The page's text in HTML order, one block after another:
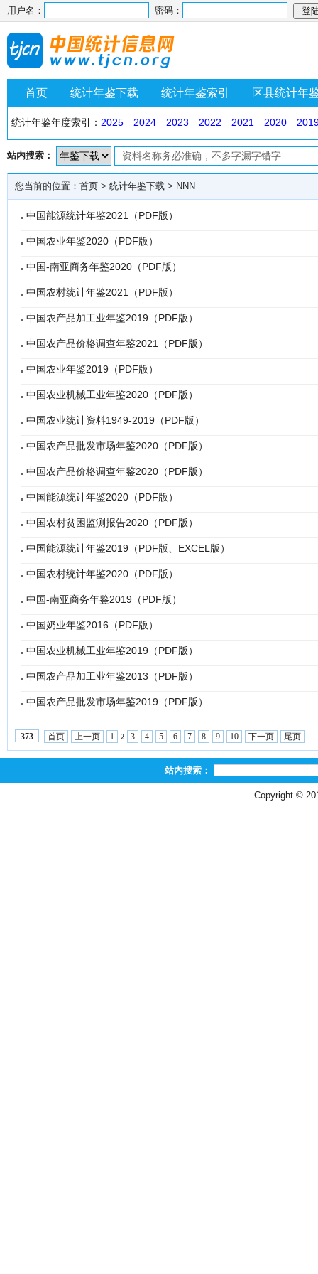
用户名： 密码：
首页 统计年鉴下载 统计年鉴索引 区县统计年
统计年鉴年度索引： 2025 2024 2023 2022 2021 2020
站内搜索：
您当前的位置： 首页 > 统计年鉴下载 > NNN
中国能源统计年鉴2021（PDF版）
中国农业年鉴2020（PDF版）
中国-南亚商务年鉴2020（PDF版）
中国农村统计年鉴2021（PDF版）
中国农产品加工业年鉴2019（PDF版）
中国农产品价格调查年鉴2021（PDF版）
中国农业年鉴2019（PDF版）
中国农业机械工业年鉴2020（PDF版）
中国农业统计资料1949-2019（PDF版）
中国农产品批发市场年鉴2020（PDF版）
中国农产品价格调查年鉴2020（PDF版）
中国能源统计年鉴2020（PDF版）
中国农村贫困监测报告2020（PDF版）
中国能源统计年鉴2019（PDF版、EXCEL版）
中国农村统计年鉴2020（PDF版）
中国-南亚商务年鉴2019（PDF版）
中国奶业年鉴2016（PDF版）
中国农业机械工业年鉴2019（PDF版）
中国农产品加工业年鉴2013（PDF版）
中国农产品批发市场年鉴2019（PDF版）
373 首页 上一页 1 2 3 4 5 6 7 8 9 10 下一页 尾页
站内搜索：
Copyright ©